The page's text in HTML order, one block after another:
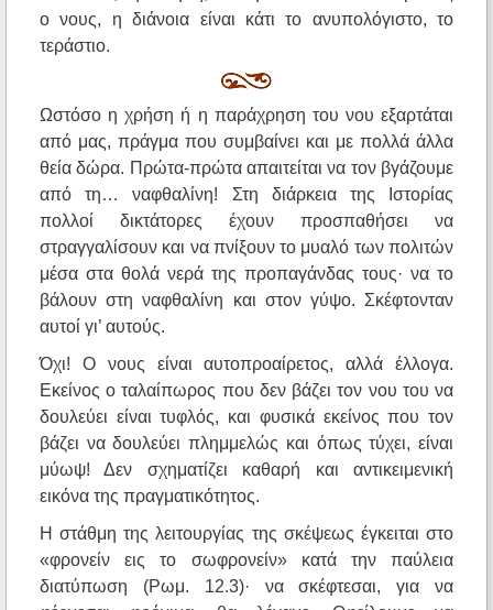
ο νους, η διάνοια είναι κάτι το ανυπολόγιστο, το
τεράστιο.
Ωστόσο η χρήση ή η παράχρηση του νου εξαρτάται
από μας, πράγμα που συμβαίνει και με πολλά άλλα
θεία δώρα. Πρώτα-πρώτα απαιτείται να τον βγάζουμε
από τη… ναφθαλίνη! Στη διάρκεια της Ιστορίας
πολλοί δικτάτορες έχουν προσπαθήσει να
στραγγαλίσουν και να πνίξουν το μυαλό των πολιτών
μέσα στα θολά νερά της προπαγάνδας τους· να το
βάλουν στη ναφθαλίνη και στον γύψο. Σκέφτονταν
αυτοί γι’ αυτούς.
Όχι! Ο νους είναι αυτοπροαίρετος, αλλά έλλογα.
Εκείνος ο ταλαίπωρος που δεν βάζει τον νου του να
δουλεύει είναι τυφλός, και φυσικά εκείνος που τον
βάζει να δουλεύει πλημμελώς και όπως τύχει, είναι
μύωψ! Δεν σχηματίζει καθαρή και αντικειμενική
εικόνα της πραγματικότητος.
Η στάθμη της λειτουργίας της σκέψεως έγκειται στο
«φρονείν εις το σωφρονείν» κατά την παύλεια
διατύπωση (Ρωμ. 12.3)· να σκέφτεσαι, για να